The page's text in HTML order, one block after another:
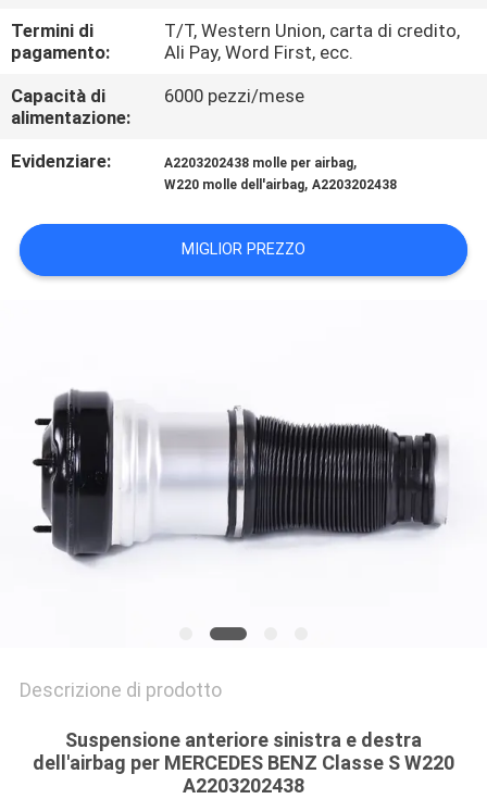
CONTATTICI
RICHIEDA
UNA
CITAZIONE
Termini di
pagamento:
T/T, Western Union, carta di credito,
Ali Pay, Word First, ecc.
Capacità di
alimentazione:
6000 pezzi/mese
Evidenziare: A2203202438 molle per airbag,
W220 molle dell'airbag,A2203202438
MIGLIOR PREZZO
Descrizione di prodotto
Suspensione anteriore sinistra e destra
dell'airbag per MERCEDES BENZ Classe S W220
A2203202438